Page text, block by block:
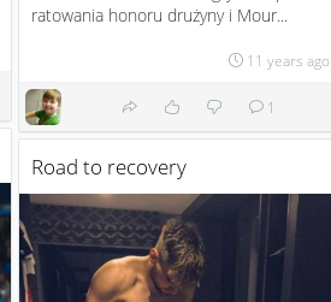
ratowania honoru drużyny i Mour...
11 years ago
1
Road to recovery